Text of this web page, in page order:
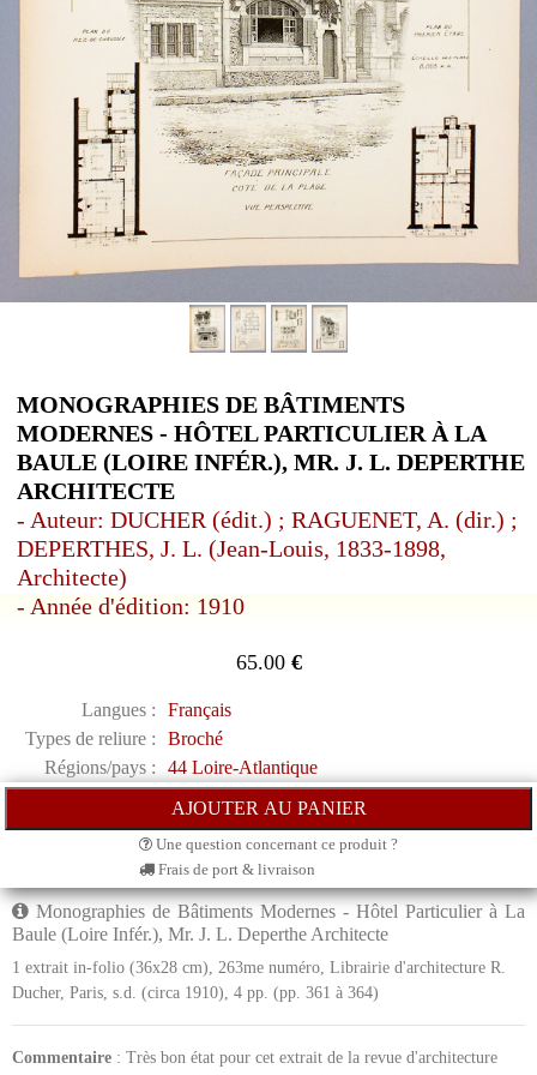
MONOGRAPHIES DE BÂTIMENTS
MODERNES - HÔTEL PARTICULIER À LA
BAULE (LOIRE INFÉR.), MR. J. L. DEPERTHE
ARCHITECTE
- Auteur: DUCHER (édit.) ; RAGUENET, A. (dir.) ;
DEPERTHES, J. L. (Jean-Louis, 1833-1898,
Architecte)
- Année d'édition: 1910
65.00€
Langues :
Français
Types de reliure :
Broché
Régions/pays :
44 Loire-Atlantique
Une question concernant ce produit ?
Frais de port & livraison
Monographies de Bâtiments Modernes - Hôtel Particulier à La
Baule (Loire Infér.), Mr. J. L. Deperthe Architecte
1 extrait in-folio (36x28 cm), 263me numéro, Librairie d'architecture R.
Ducher, Paris, s.d. (circa 1910), 4 pp. (pp. 361 à 364)
Commentaire : Très bon état pour cet extrait de la revue d'architecture